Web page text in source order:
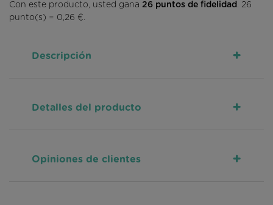
Con este producto, usted gana 26 puntos de fidelidad . 26
punto(s) = 0,26 €.
Descripción +
Detalles del producto +
Opiniones de clientes +